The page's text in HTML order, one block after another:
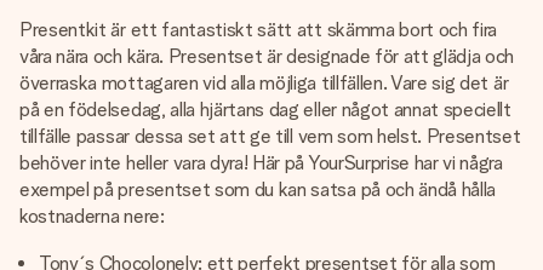
Presentkit är ett fantastiskt sätt att skämma bort och fira
våra nära och kära. Presentset är designade för att glädja och
överraska mottagaren vid alla möjliga tillfällen. Vare sig det är
på en födelsedag, alla hjärtans dag eller något annat speciellt
tillfälle passar dessa set att ge till vem som helst. Presentset
behöver inte heller vara dyra! Här på YourSurprise har vi några
exempel på presentset som du kan satsa på och ändå hålla
kostnaderna nere:
Tony´s Chocolonely: ett perfekt presentset för alla som